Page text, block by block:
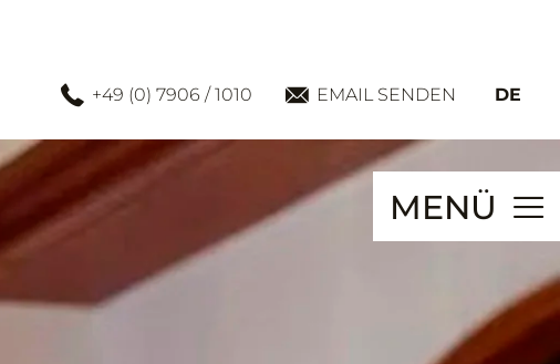
+49 (0) 7906 / 1010 EMAIL SENDEN DE
MENÜ